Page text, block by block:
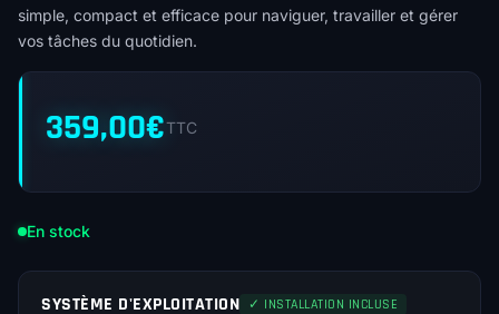
simple, compact et efficace pour naviguer, travailler et gérer
vos tâches du quotidien.
359,00€TTC
En stock
SYSTÈME D'EXPLOITATION ✓ INSTALLATION INCLUSE